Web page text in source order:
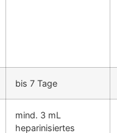
bis 7 Tage
mind. 3 mL
heparinisiertes